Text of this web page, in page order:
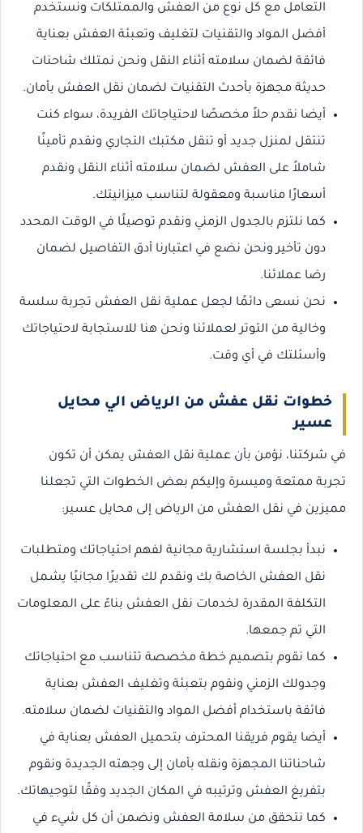
التعامل مع كل نوع من العفش والممتلكات ونستخدم
أفضل المواد والتقنيات لتغليف وتعبئة العفش بعناية
فائقة لضمان سلامته أثناء النقل ونحن نمتلك شاحنات
حديثة مجهزة بأحدث التقنيات لضمان نقل العفش بأمان.
أيضا نقدم حلاً مخصصًا لاحتياجاتك الفريدة، سواء كنت
تنتقل لمنزل جديد أو تنقل مكتبك التجاري ونقدم تأمينًا
شاملاً على العفش لضمان سلامته أثناء النقل ونقدم
أسعارًا مناسبة ومعقولة لتناسب ميزانيتك.
كما نلتزم بالجدول الزمني ونقدم توصيلًا في الوقت المحدد
دون تأخير ونحن نضع في اعتبارنا أدق التفاصيل لضمان
رضا عملائنا.
نحن نسعى دائمًا لجعل عملية نقل العفش تجربة سلسة
وخالية من التوتر لعملائنا ونحن هنا للاستجابة لاحتياجاتك
وأسئلتك في أي وقت.
خطوات نقل عفش من الرياض الي محايل
عسير
في شركتنا، نؤمن بأن عملية نقل العفش يمكن أن تكون
تجربة ممتعة وميسرة وإليكم بعض الخطوات التي تجعلنا
مميزين في نقل العفش من الرياض إلى محايل عسير:
نبدأ بجلسة استشارية مجانية لفهم احتياجاتك ومتطلبات
نقل العفش الخاصة بك ونقدم لك تقديرًا مجانيًا يشمل
التكلفة المقدرة لخدمات نقل العفش بناءً على المعلومات
التي تم جمعها.
كما نقوم بتصميم خطة مخصصة تتناسب مع احتياجاتك
وجدولك الزمني ونقوم بتعبئة وتغليف العفش بعناية
فائقة باستخدام أفضل المواد والتقنيات لضمان سلامته.
أيضا يقوم فريقنا المحترف بتحميل العفش بعناية في
شاحناتنا المجهزة ونقله بأمان إلى وجهته الجديدة ونقوم
بتفريغ العفش وترتيبه في المكان الجديد وفقًا لتوجيهاتك.
كما نتحقق من سلامة العفش ونضمن أن كل شيء في